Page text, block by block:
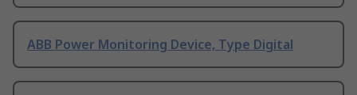
ABB Power Monitoring Device, Type Digital